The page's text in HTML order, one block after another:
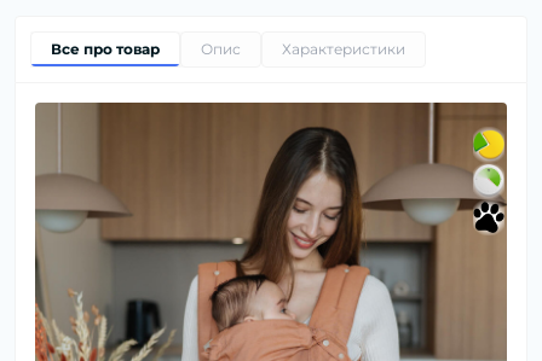
Все про товар Опис Характеристики